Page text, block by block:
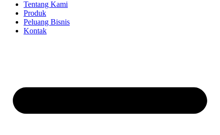
Tentang Kami
Produk
Peluang Bisnis
Kontak